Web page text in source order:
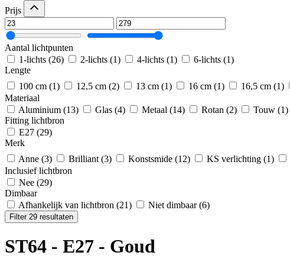
Prijs
Aantal lichtpunten
1-lichts (26) 2-lichts (1) 4-lichts (1) 6-lichts (1)
Lengte
100 cm (1) 12,5 cm (2) 13 cm (1) 16 cm (1) 16,5 cm (1)
Materiaal
Aluminium (13) Glas (4) Metaal (14) Rotan (2) Touw (1)
Fitting lichtbron
E27 (29)
Merk
Anne (3) Brilliant (3) Konstsmide (12) KS verlichting (1)
Inclusief lichtbron
Nee (29)
Dimbaar
Afhankelijk van lichtbron (21) Niet dimbaar (6)
Filter 29 resultaten
ST64 - E27 - Goud